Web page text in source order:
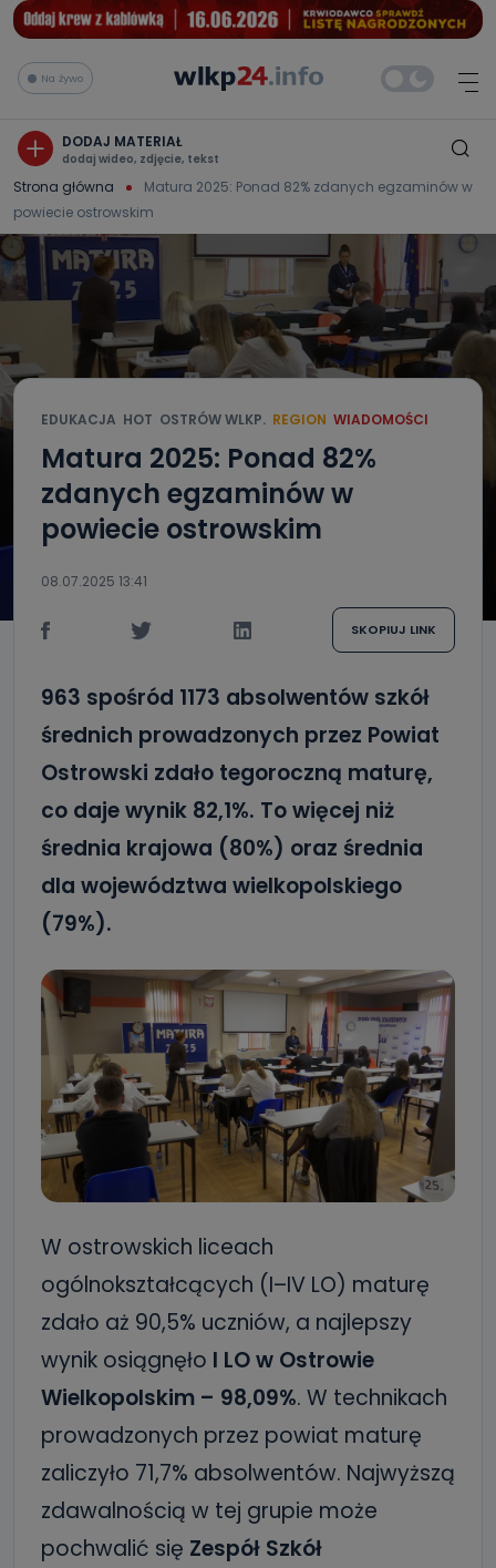
Na żywo
DODAJ MATERIAŁ
dodaj wideo, zdjęcie, tekst
Strona główna
Matura 2025: Ponad 82% zdanych egzaminów w
powiecie ostrowskim
EDUKACJA HOT OSTRÓW WLKP. REGION WIADOMOŚCI
Matura 2025: Ponad 82%
zdanych egzaminów w
powiecie ostrowskim
08.07.2025 13:41
SKOPIUJ LINK
963 spośród 1173 absolwentów szkół
średnich prowadzonych przez Powiat
Ostrowski zdało tegoroczną maturę,
co daje wynik 82,1%. To więcej niż
średnia krajowa (80%) oraz średnia
dla województwa wielkopolskiego
(79%).
W ostrowskich liceach
ogólnokształcących (I–IV LO) maturę
zdało aż 90,5% uczniów, a najlepszy
wynik osiągnęło I LO w Ostrowie
Wielkopolskim – 98,09%. W technikach
prowadzonych przez powiat maturę
zaliczyło 71,7% absolwentów. Najwyższą
zdawalnością w tej grupie może
pochwalić się Zespół Szkół